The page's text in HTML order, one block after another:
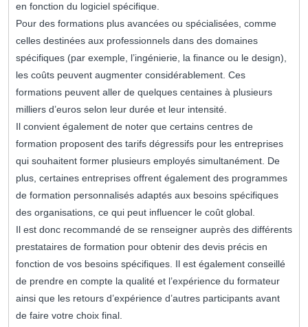
en fonction du logiciel spécifique.
Pour des formations plus avancées ou spécialisées, comme
celles destinées aux professionnels dans des domaines
spécifiques (par exemple, l’ingénierie, la finance ou le design),
les coûts peuvent augmenter considérablement. Ces
formations peuvent aller de quelques centaines à plusieurs
milliers d’euros selon leur durée et leur intensité.
Il convient également de noter que certains centres de
formation proposent des tarifs dégressifs pour les entreprises
qui souhaitent former plusieurs employés simultanément. De
plus, certaines entreprises offrent également des programmes
de formation personnalisés adaptés aux besoins spécifiques
des organisations, ce qui peut influencer le coût global.
Il est donc recommandé de se renseigner auprès des différents
prestataires de formation pour obtenir des devis précis en
fonction de vos besoins spécifiques. Il est également conseillé
de prendre en compte la qualité et l’expérience du formateur
ainsi que les retours d’expérience d’autres participants avant
de faire votre choix final.